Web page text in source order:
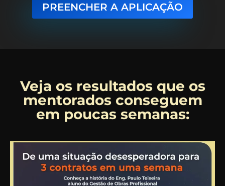
PREENCHER A APLICAÇÃO
Veja os resultados que os
mentorados conseguem
em poucas semanas: